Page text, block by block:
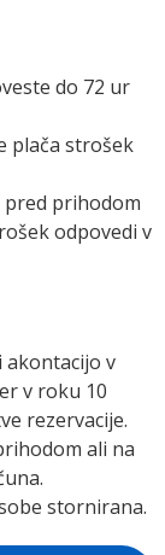
do 72 ur
plača strošek
prihodom
odpovedi v
akontacijo v
v roku 10
rezervacije.
ali na
stornirana.